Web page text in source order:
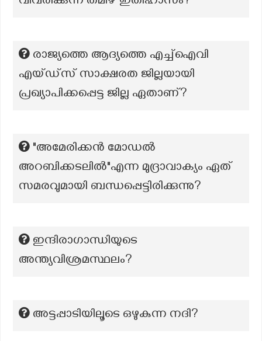
രാജ്യത്തെ ആദ്യത്തെ എച്ച്ഐവി
എയ്ഡ്സ് സാക്ഷരത ജില്ലയായി
പ്രഖ്യാപിക്കപ്പെട്ട ജില്ല ഏതാണ്?
"അമേരിക്കൻ മോഡൽ
അറബിക്കടലിൽ"എന്ന മുദ്രാവാക്യം ഏത്
സമരവുമായി ബന്ധപ്പെട്ടിരിക്കുന്നു?
ഇന്ദിരാഗാന്ധിയുടെ
അന്ത്യവിശ്രമസ്ഥലം?
അട്ടപ്പാടിയിലൂടെ ഒഴുകുന്ന നദി?